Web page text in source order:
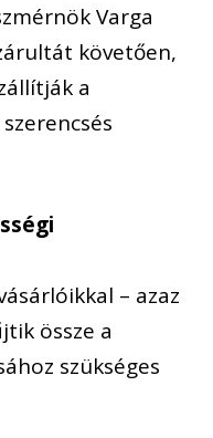
Varga
követően,
a
– azaz
össze a
szükséges